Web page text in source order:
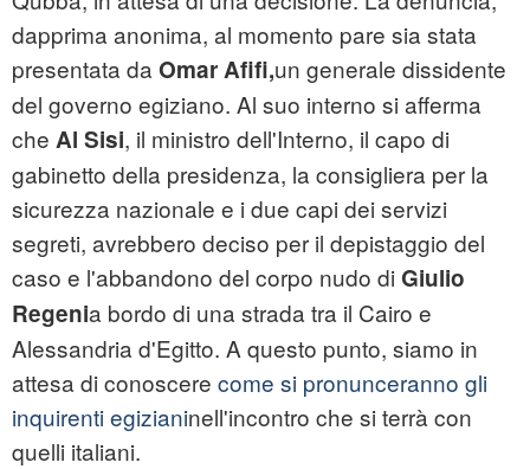
dapprima anonima, al momento pare sia stata
presentata da Omar Afifi,un generale dissidente
del governo egiziano. Al suo interno si afferma
che Al Sisi, il ministro dell'Interno, il capo di
gabinetto della presidenza, la consigliera per la
sicurezza nazionale e i due capi dei servizi
segreti, avrebbero deciso per il depistaggio del
caso e l'abbandono del corpo nudo di Giulio
Regenia bordo di una strada tra il Cairo e
Alessandria d'Egitto. A questo punto, siamo in
attesa di conoscere come si pronunceranno gli
inquirenti egizianinell'incontro che si terrà con
quelli italiani.